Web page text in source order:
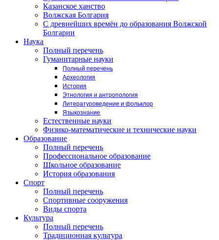
Казанское ханство
Волжская Болгария
С древнейших времён до образования Волжской
Болгарии
Наука
Полный перечень
Гуманитарные науки
Полный перечень
Археология
История
Этнология и антропология
Литературоведение и фольклор
Языкознание
Естественные науки
Физико-математические и технические науки
Образование
Полный перечень
Профессиональное образование
Школьное образование
История образования
Спорт
Полный перечень
Спортивные сооружения
Виды спорта
Культура
Полный перечень
Традиционная культура